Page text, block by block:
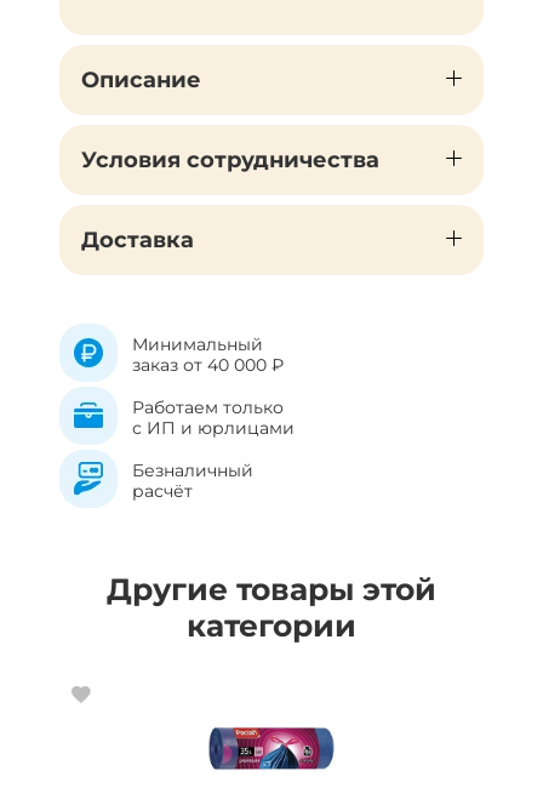
Описание
Условия сотрудничества
Доставка
Минимальный
заказ от 40 000 ₽
Работаем только
с ИП и юрлицами
Безналичный
расчёт
Другие товары этой
категории